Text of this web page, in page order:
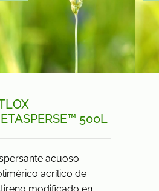
500L
acuoso
acrílico de
modificado en